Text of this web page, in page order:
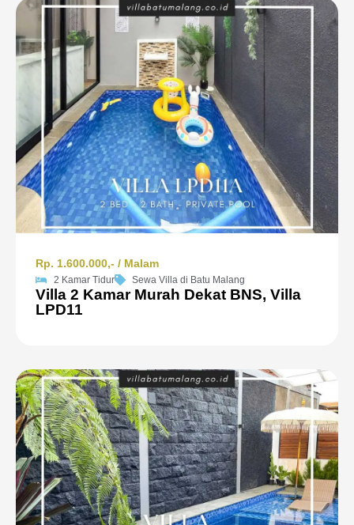
Rp. 1.600.000,- / Malam
2 Kamar Tidur Sewa Villa di Batu Malang
Villa 2 Kamar Murah Dekat BNS, Villa
LPD11